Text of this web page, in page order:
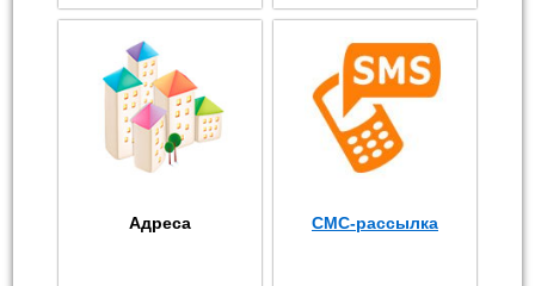
Адреса СМС-рассылка